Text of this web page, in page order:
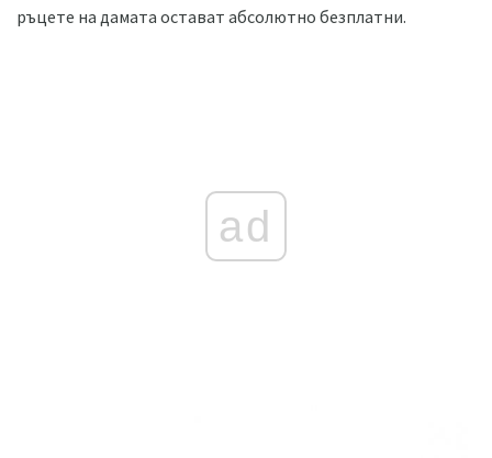
ръцете на дамата остават абсолютно безплатни.
ad